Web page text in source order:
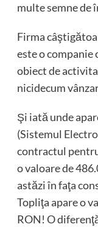
multe semne de
Firma
este o companie
obiect de
nicidecum
Şi iată unde
(Sistemul
contractul
o valoare de
astăzi în faţa
Topliţa apare o
RON! O